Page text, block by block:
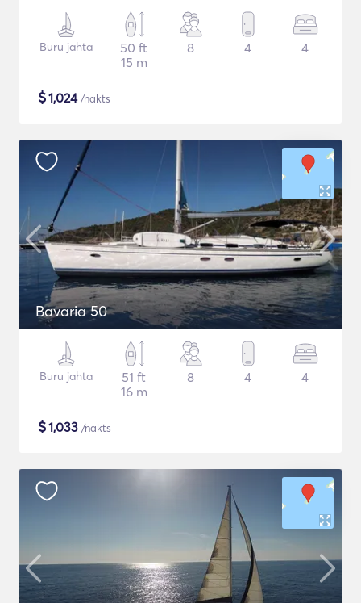
Buru jahta
50 ft
15 m
8 4 4
$1,024/nakts
Bavaria 50
Buru jahta
51 ft
16 m
8 4 4
$1,033 /nakts